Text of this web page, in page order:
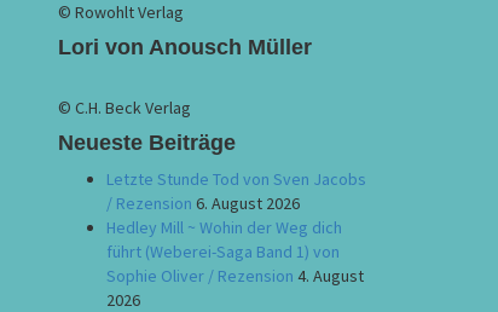
© Rowohlt Verlag
Lori von Anousch Müller
© C.H. Beck Verlag
Neueste Beiträge
Letzte Stunde Tod von Sven Jacobs
/ Rezension 6. August 2026
Hedley Mill ~ Wohin der Weg dich
führt (Weberei-Saga Band 1) von
Sophie Oliver / Rezension 4. August
2026